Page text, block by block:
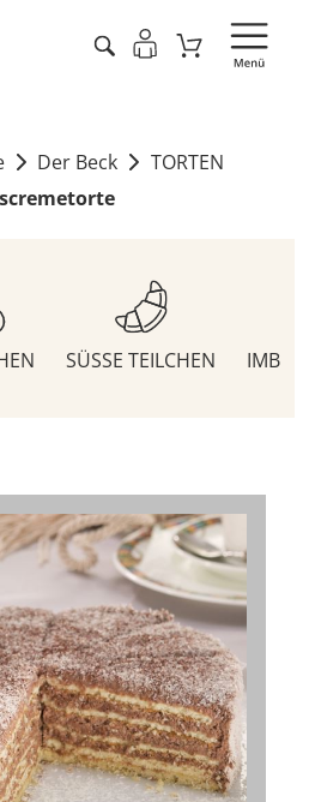
Der Beck
TORTEN
SÜSSE TEILCHEN